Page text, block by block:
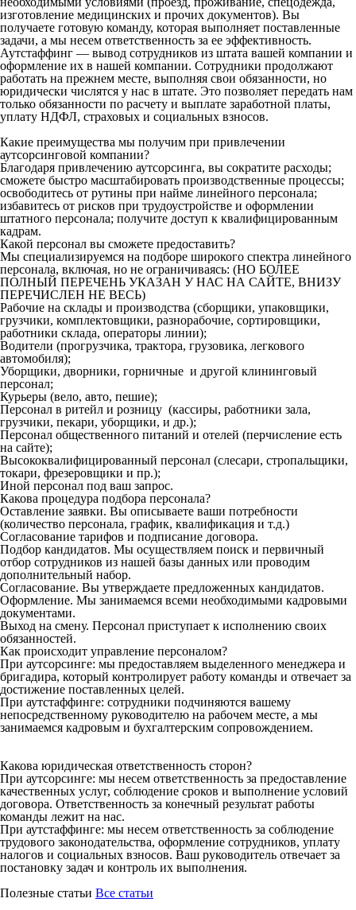
изготовление медицинских и прочих документов). Вы
получаете готовую команду, которая выполняет поставленные
задачи, а мы несем ответственность за ее эффективность.
Аутстаффинг — вывод сотрудников из штата вашей компании и
оформление их в нашей компании. Сотрудники продолжают
работать на прежнем месте, выполняя свои обязанности, но
юридически числятся у нас в штате. Это позволяет передать нам
только обязанности по расчету и выплате заработной платы,
уплату НДФЛ, страховых и социальных взносов.
Какие преимущества мы получим при привлечении
аутсорсинговой компании?
Благодаря привлечению аутсорсинга, вы сократите расходы;
сможете быстро масштабировать производственные процессы;
освободитесь от рутины при найме линейного персонала;
избавитесь от рисков при трудоустройстве и оформлении
штатного персонала; получите доступ к квалифицированным
кадрам.
Какой персонал вы сможете предоставить?
Мы специализируемся на подборе широкого спектра линейного
персонала, включая, но не ограничиваясь: (НО БОЛЕЕ
ПОЛНЫЙ ПЕРЕЧЕНЬ УКАЗАН У НАС НА САЙТЕ, ВНИЗУ
ПЕРЕЧИСЛЕН НЕ ВЕСЬ)
Рабочие на склады и производства (сборщики, упаковщики,
грузчики, комплектовщики, разнорабочие, сортировщики,
работники склада, операторы линии);
Водители (прогрузчика, трактора, грузовика, легкового
автомобиля);
Уборщики, дворники, горничные и другой клининговый
персонал;
Курьеры (вело, авто, пешие);
Персонал в ритейл и розницу (кассиры, работники зала,
грузчики, пекари, уборщики, и др.);
Персонал общественного питаний и отелей (перчисление есть
на сайте);
Высококвалифицированный персонал (слесари, стропальщики,
токари, фрезеровщики и пр.);
Иной персонал под ваш запрос.
Какова процедура подбора персонала?
Оставление заявки. Вы описываете ваши потребности
(количество персонала, график, квалификация и т.д.)
Согласование тарифов и подписание договора.
Подбор кандидатов. Мы осуществляем поиск и первичный
отбор сотрудников из нашей базы данных или проводим
дополнительный набор.
Согласование. Вы утверждаете предложенных кандидатов.
Оформление. Мы занимаемся всеми необходимыми кадровыми
документами.
Выход на смену. Персонал приступает к исполнению своих
обязанностей.
Как происходит управление персоналом?
При аутсорсинге: мы предоставляем выделенного менеджера и
бригадира, который контролирует работу команды и отвечает за
достижение поставленных целей.
При аутстаффинге: сотрудники подчиняются вашему
непосредственному руководителю на рабочем месте, а мы
занимаемся кадровым и бухгалтерским сопровождением.
Какова юридическая ответственность сторон?
При аутсорсинге: мы несем ответственность за предоставление
качественных услуг, соблюдение сроков и выполнение условий
договора. Ответственность за конечный результат работы
команды лежит на нас.
При аутстаффинге: мы несем ответственность за соблюдение
трудового законодательства, оформление сотрудников, уплату
налогов и социальных взносов. Ваш руководитель отвечает за
постановку задач и контроль их выполнения.
Полезные статьи Все статьи